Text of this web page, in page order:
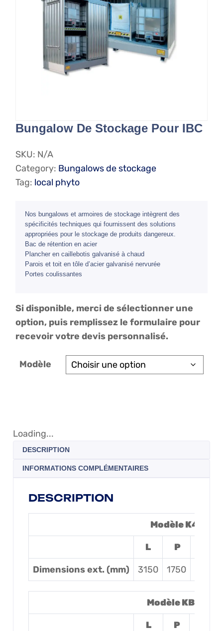
Bungalow De Stockage Pour IBC
SKU: N/A
Category: Bungalows de stockage
Tag: local phyto
Nos bungalows et armoires de stockage intègrent des
spécificités techniques qui fournissent des solutions
appropriées pour le stockage de produits dangereux.
Bac de rétention en acier
Plancher en caillebotis galvanisé à chaud
Parois et toit en tôle d’acier galvanisé nervurée
Portes coulissantes
Si disponible, merci de sélectionner une
option, puis remplissez le formulaire pour
recevoir votre devis personnalisé.
Modèle
Loading...
DESCRIPTION
INFORMATIONS COMPLÉMENTAIRES
DESCRIPTION
Modèle K4 PSZ
L P
Dimensions ext. (mm) 3150 1750
Modèle KB4 PSZ
L P